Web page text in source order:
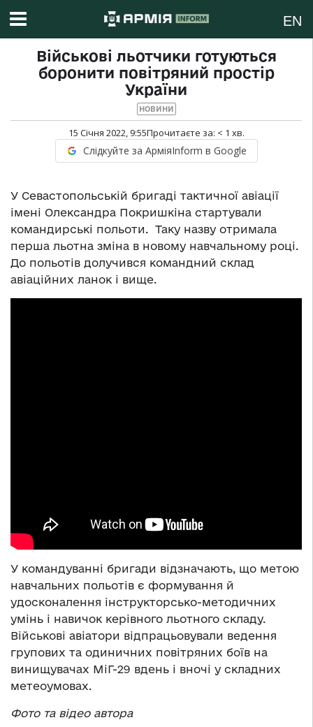
EN
Військові льотчики готуються
боронити повітряний простір
України
НОВИНИ
15 Січня 2022, 9:55Прочитаєте за: < 1 хв.
Слідкуйте за АрміяInform в Google
У Севастопольській бригаді тактичної авіації
імені Олександра Покришкіна стартували
командирські польоти. Таку назву отримала
перша льотна зміна в новому навчальному році.
До польотів долучився командний склад
авіаційних ланок і вище.
У командуванні бригади відзначають, що метою
навчальних польотів є формування й
удосконалення інструкторсько-методичних
умінь і навичок керівного льотного складу.
Військові авіатори відпрацьовували ведення
групових та одиничних повітряних боїв на
винищувачах МіГ-29 вдень і вночі у складних
метеоумовах.
Фото та відео автора